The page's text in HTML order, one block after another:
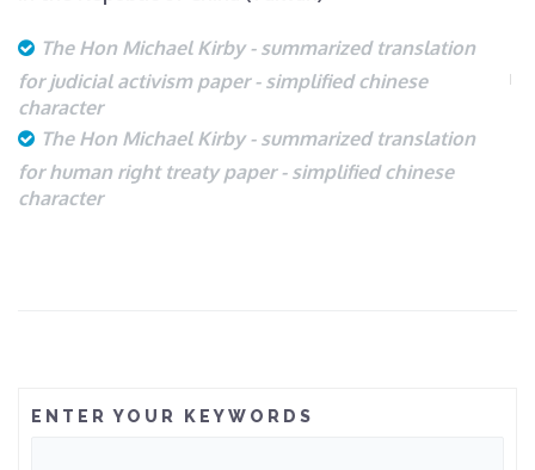
The Hon Michael Kirby - summarized translation
for judicial activism paper - simplified chinese
character
The Hon Michael Kirby - summarized translation
for human right treaty paper - simplified chinese
character
ENTER YOUR KEYWORDS